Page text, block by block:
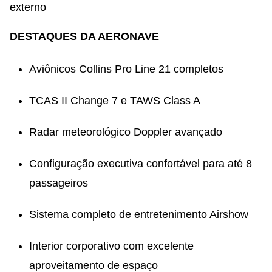
externo
DESTAQUES DA AERONAVE
Aviônicos Collins Pro Line 21 completos
TCAS II Change 7 e TAWS Class A
Radar meteorológico Doppler avançado
Configuração executiva confortável para até 8
passageiros
Sistema completo de entretenimento Airshow
Interior corporativo com excelente
aproveitamento de espaço